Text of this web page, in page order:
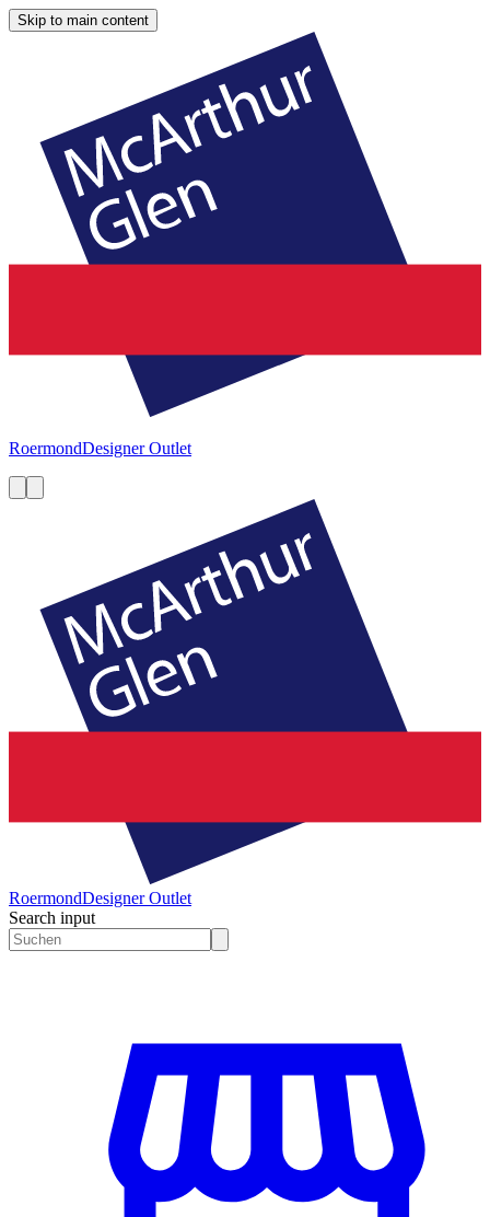
Skip to main content
RoermondDesigner Outlet
RoermondDesigner Outlet
Search input